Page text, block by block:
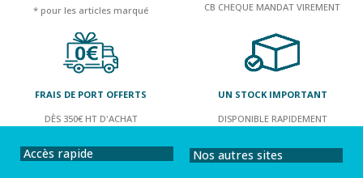
* pour les articles marqué
CB CHEQUE MANDAT VIREMENT
FRAIS DE PORT OFFERTS
DÈS 350€ HT D'ACHAT
UN STOCK IMPORTANT
DISPONIBLE RAPIDEMENT
Accès rapide Nos autres sites